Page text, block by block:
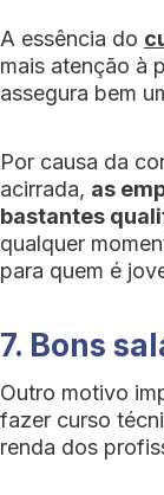
A essência do
mais atenção à
assegura bem
Por causa da
acirrada, as
bastantes
qualquer
para quem é
7. Bons
Outro motivo
fazer curso
renda dos